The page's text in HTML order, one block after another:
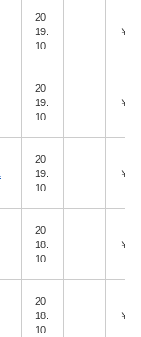
20
19.
10
￥
20
19.
10
￥
20
19.
10
￥
20
18.
10
￥
20
18.
10
￥